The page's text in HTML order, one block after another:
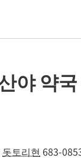
야 약국
돗토리현 683-